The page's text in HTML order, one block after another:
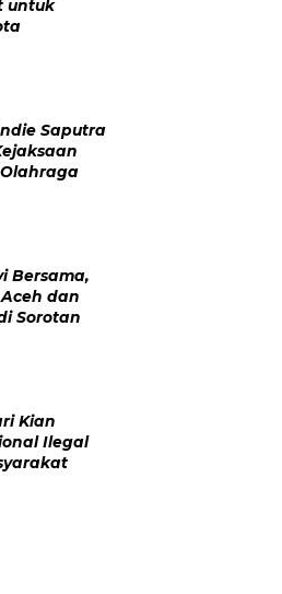
untuk
Saputra
Bersama,
dan
Sorotan
Kian
Ilegal